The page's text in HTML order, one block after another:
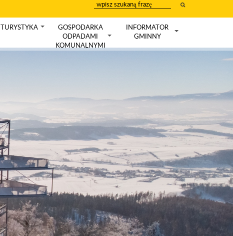
wpisz
szukany
tekst
TURYSTYKA
GOSPODARKA
ODPADAMI
KOMUNALNYMI
INFORMATOR
GMINNY